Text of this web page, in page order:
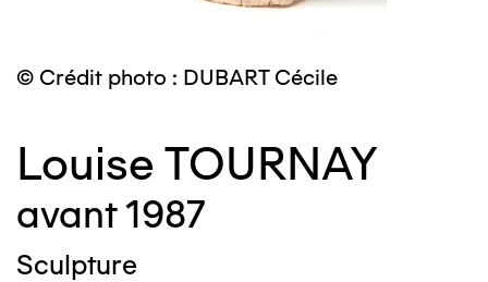
© Crédit photo : DUBART Cécile
Louise TOURNAY
avant 1987
Sculpture